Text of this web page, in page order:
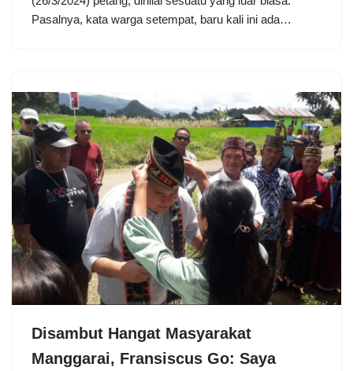
Pasalnya, kata warga setempat, baru kali ini ada…
Disambut Hangat Masyarakat
Manggarai, Fransiscus Go: Saya